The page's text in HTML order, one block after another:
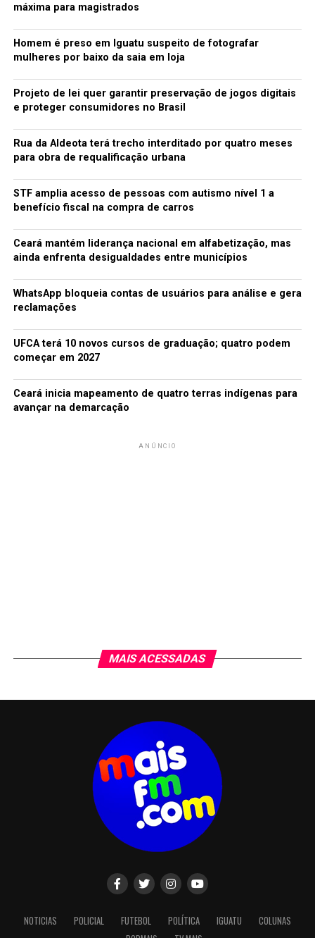
máxima para magistrados
Homem é preso em Iguatu suspeito de fotografar
mulheres por baixo da saia em loja
Projeto de lei quer garantir preservação de jogos digitais
e proteger consumidores no Brasil
Rua da Aldeota terá trecho interditado por quatro meses
para obra de requalificação urbana
STF amplia acesso de pessoas com autismo nível 1 a
benefício fiscal na compra de carros
Ceará mantém liderança nacional em alfabetização, mas
ainda enfrenta desigualdades entre municípios
WhatsApp bloqueia contas de usuários para análise e gera
reclamações
UFCA terá 10 novos cursos de graduação; quatro podem
começar em 2027
Ceará inicia mapeamento de quatro terras indígenas para
avançar na demarcação
ANÚNCIO
MAIS ACESSADAS
NOTICIAS POLICIAL FUTEBOL POLÍTICA IGUATU
COLUNAS